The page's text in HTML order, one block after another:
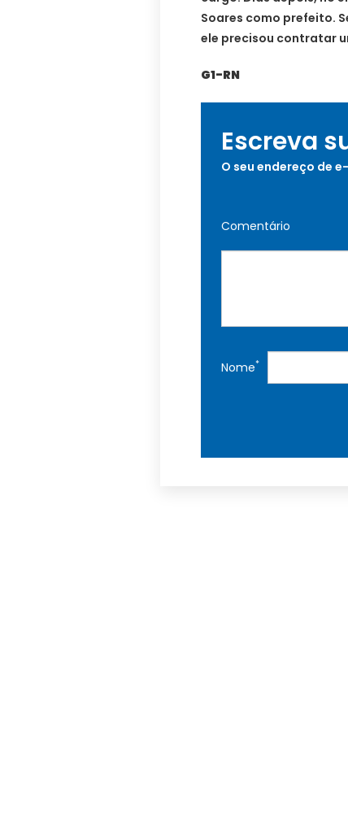
Soares como prefeito.
ele precisou contratar
G1-RN
Escreva
O seu endereço de
Comentário
Nome*